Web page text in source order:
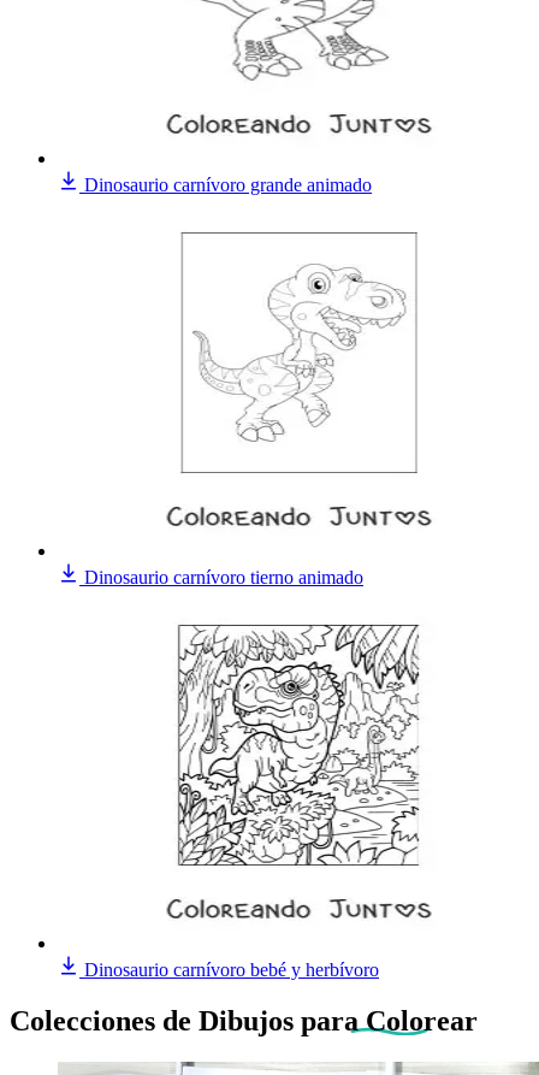
Dinosaurio carnívoro grande animado
Dinosaurio carnívoro tierno animado
Dinosaurio carnívoro bebé y herbívoro
Colecciones de Dibujos para Colorear